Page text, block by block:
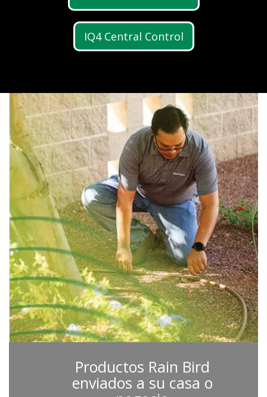
IQ4 Central Control
Productos Rain Bird
enviados a su casa o